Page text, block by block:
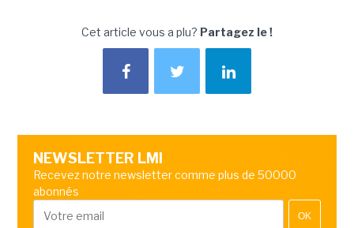
Cet article vous a plu? Partagez le !
NEWSLETTER LMI
Recevez notre newsletter comme plus de 50000
abonnés
OK